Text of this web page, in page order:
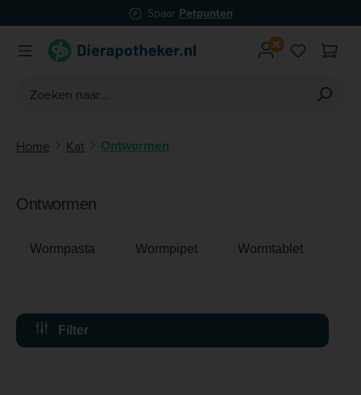
Ga naar de hoofdinhoudMa-Za voor 20u besteld:
Je hebt
Home Kat Ontwormen
Ontwormen
Wormpasta Wormpipet Wormtablet
Filter